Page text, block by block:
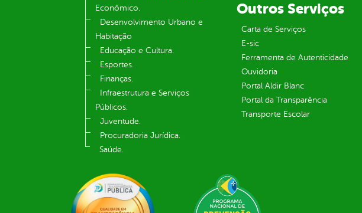
Econômico.
Desenvolvimento Urbano e
Habitação
Educação e Cultura.
Esportes.
Finanças.
Infraestrutura e Serviços
Públicos.
Juventude.
Procuradoria Jurídica.
Saúde.
Outros Serviços
Carta de Serviços
E-sic
Ferramenta de Autenticidade
Ouvidoria
Portal Aldir Blanc
Portal da Transparência
Transporte Escolar